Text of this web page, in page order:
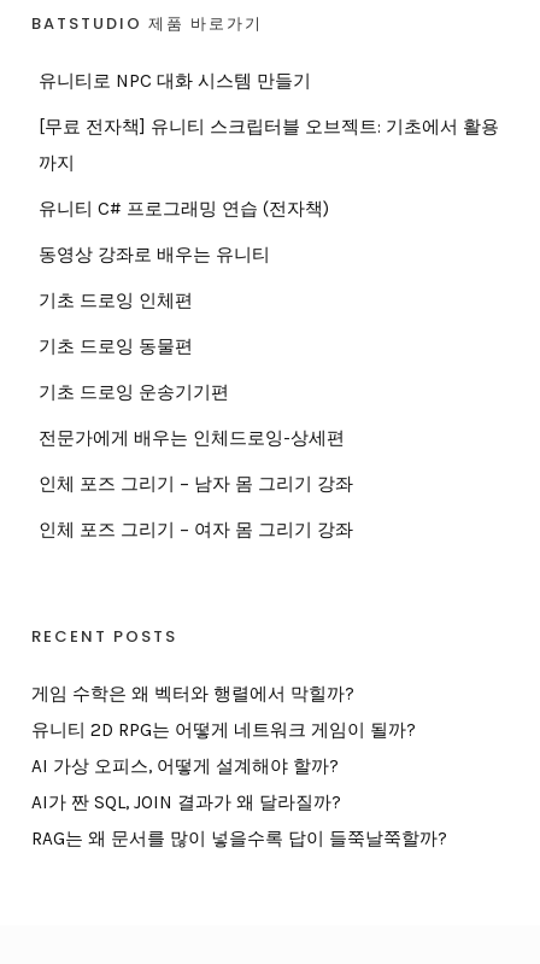
BATSTUDIO 제품 바로가기
유니티로 NPC 대화 시스템 만들기
[무료 전자책] 유니티 스크립터블 오브젝트: 기초에서 활용
까지
유니티 C# 프로그래밍 연습 (전자책)
동영상 강좌로 배우는 유니티
기초 드로잉 인체편
기초 드로잉 동물편
기초 드로잉 운송기기편
전문가에게 배우는 인체드로잉-상세편
인체 포즈 그리기 – 남자 몸 그리기 강좌
인체 포즈 그리기 – 여자 몸 그리기 강좌
RECENT POSTS
게임 수학은 왜 벡터와 행렬에서 막힐까?
유니티 2D RPG는 어떻게 네트워크 게임이 될까?
AI 가상 오피스, 어떻게 설계해야 할까?
AI가 짠 SQL, JOIN 결과가 왜 달라질까?
RAG는 왜 문서를 많이 넣을수록 답이 들쭉날쭉할까?